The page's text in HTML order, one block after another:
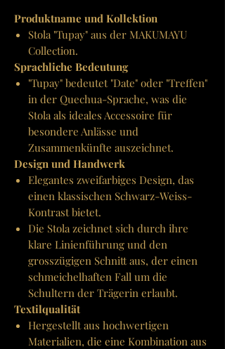
Produktname und Kollektion
Stola "Tupay" aus der MAKUMAYU
Collection.
Sprachliche Bedeutung
"Tupay" bedeutet "Date" oder "Treffen"
in der Quechua-Sprache, was die
Stola als ideales Accessoire für
besondere Anlässe und
Zusammenkünfte auszeichnet.
Design und Handwerk
Elegantes zweifarbiges Design, das
einen klassischen Schwarz-Weiss-
Kontrast bietet.
Die Stola zeichnet sich durch ihre
klare Linienführung und den
grosszügigen Schnitt aus, der einen
schmeichelhaften Fall um die
Schultern der Trägerin erlaubt.
Textilqualität
Hergestellt aus hochwertigen
Materialien, die eine Kombination aus